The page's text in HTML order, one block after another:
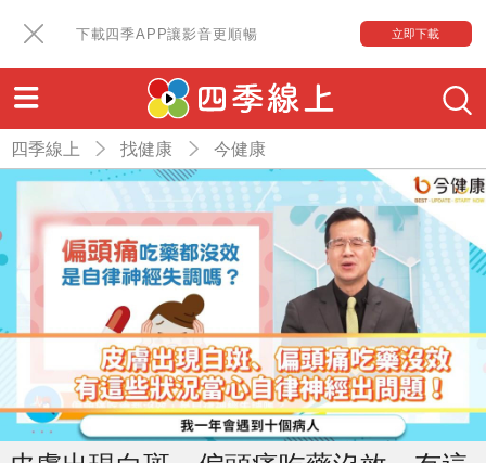
下載四季APP讓影音更順暢 立即下載
四季線上 找健康 今健康